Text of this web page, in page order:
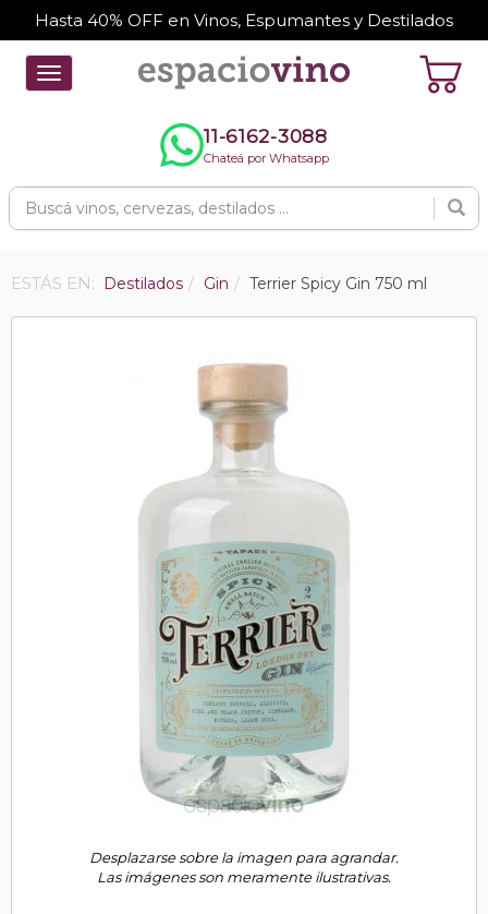
Hasta 40% OFF en Vinos, Espumantes y Destilados
Toggle
navigation
11-6162-3088
Chateá por Whatsapp
ESTÁS EN: Destilados Gin Terrier Spicy Gin 750 ml
Desplazarse sobre la imagen para agrandar.
Las imágenes son meramente ilustrativas.